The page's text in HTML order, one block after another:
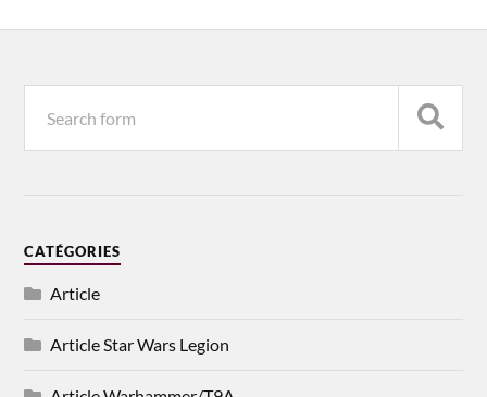
CATÉGORIES
Article
Article Star Wars Legion